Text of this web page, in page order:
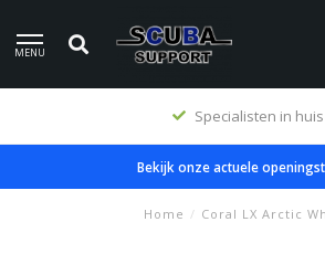
MENU
Specialisten in huis
Bekijk onze actuele
Home / Coral LX Arctic